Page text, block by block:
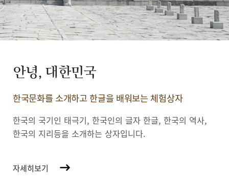
안녕, 대한민국
한국문화를 소개하고 한글을 배워보는 체험상자
한국의 국기인 태극기, 한국인의 글자 한글, 한국의 역사,
한국의 지리등을 소개하는 상자입니다.
자세히보기